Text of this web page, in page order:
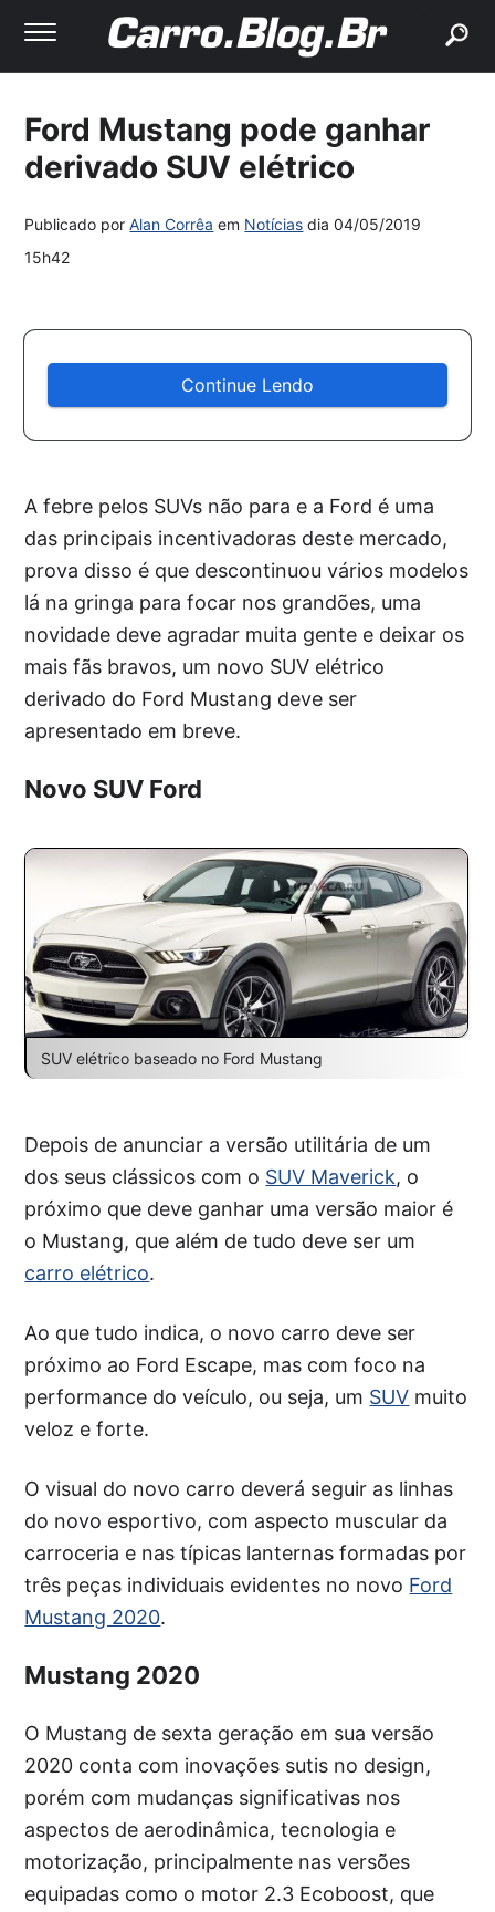
Ford Mustang pode ganhar
derivado SUV elétrico
Publicado porAlan Corrêa em Notícias dia04/05/2019
15h42
Continue Lendo
A febre pelos SUVs não para e a Ford é uma
das principais incentivadoras deste mercado,
prova disso é que descontinuou vários modelos
lá na gringa para focar nos grandões, uma
novidade deve agradar muita gente e deixar os
mais fãs bravos, um novo SUV elétrico
derivado do Ford Mustang deve ser
apresentado em breve.
Novo SUV Ford
SUV elétrico baseado no Ford Mustang
Depois de anunciar a versão utilitária de um
dos seus clássicos com o SUV Maverick, o
próximo que deve ganhar uma versão maior é
o Mustang, que além de tudo deve ser um
carro elétrico.
Ao que tudo indica, o novo carro deve ser
próximo ao Ford Escape, mas com foco na
performance do veículo, ou seja, um SUV muito
veloz e forte.
O visual do novo carro deverá seguir as linhas
do novo esportivo, com aspecto muscular da
carroceria e nas típicas lanternas formadas por
três peças individuais evidentes no novo Ford
Mustang 2020.
Mustang 2020
O Mustang de sexta geração em sua versão
2020 conta com inovações sutis no design,
porém com mudanças significativas nos
aspectos de aerodinâmica, tecnologia e
motorização, principalmente nas versões
equipadas como o motor 2.3 Ecoboost, que